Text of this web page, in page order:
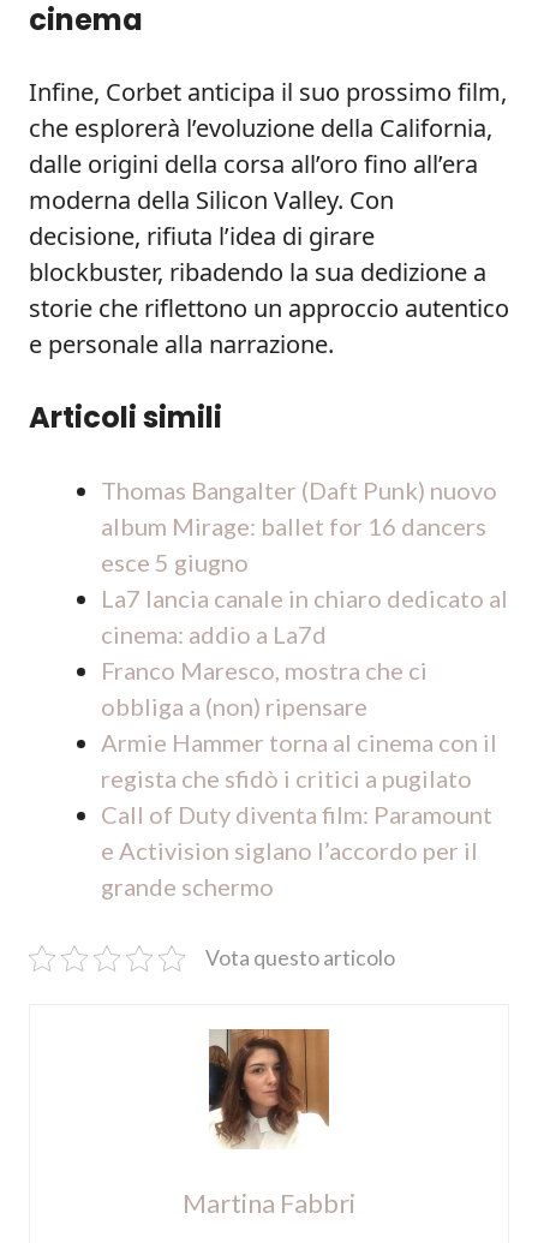
cinema
Infine, Corbet anticipa il suo prossimo film,
che esplorerà l’evoluzione della California,
dalle origini della corsa all’oro fino all’era
moderna della Silicon Valley. Con
decisione, rifiuta l’idea di girare
blockbuster, ribadendo la sua dedizione a
storie che riflettono un approccio autentico
e personale alla narrazione.
Articoli simili
Thomas Bangalter (Daft Punk) nuovo
album Mirage: ballet for 16 dancers
esce 5 giugno
La7 lancia canale in chiaro dedicato al
cinema: addio a La7d
Franco Maresco, mostra che ci
obbliga a (non) ripensare
Armie Hammer torna al cinema con il
regista che sfidò i critici a pugilato
Call of Duty diventa film: Paramount
e Activision siglano l’accordo per il
grande schermo
Vota questo articolo
Martina Fabbri